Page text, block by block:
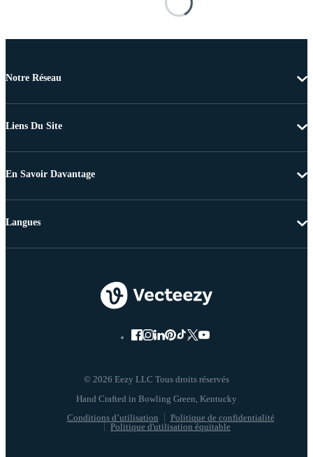
Notre Réseau
Liens Du Site
En Savoir Davantage
© 2026 Eezy LLC Tous droits réservés
Conditions d’utilisation
Politique de confidentialité
Politique d'utilisation équitable
Langues